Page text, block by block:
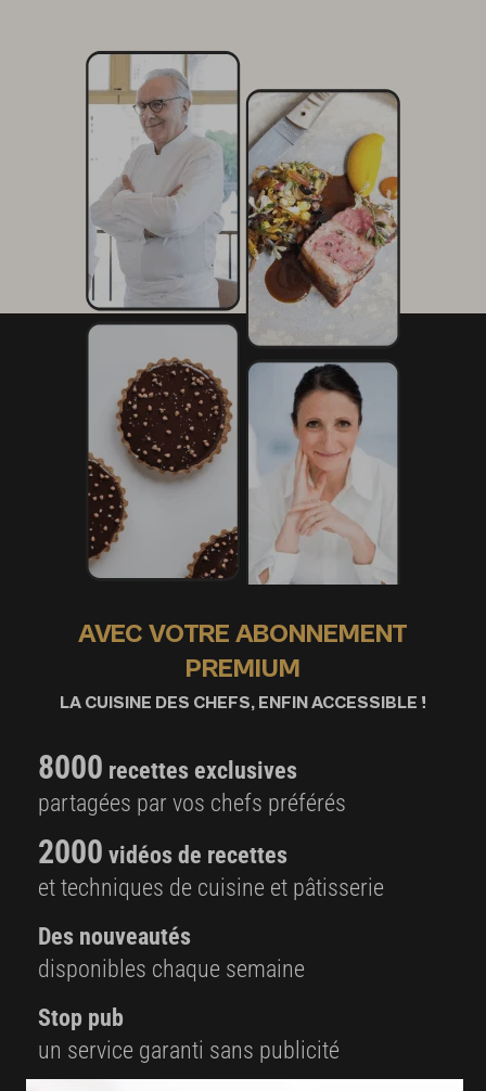
AVEC VOTRE ABONNEMENT
PREMIUM
LA CUISINE DES CHEFS, ENFIN ACCESSIBLE !
8000 recettes exclusives
partagées par vos chefs préférés
2000 vidéos de recettes
et techniques de cuisine et pâtisserie
Des nouveautés
disponibles chaque semaine
Stop pub
un service garanti sans publicité